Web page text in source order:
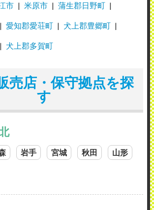
市 米原市 蒲生郡日野町
愛知郡愛荘町 犬上郡豊郷町
犬上郡多賀町
売店・保守拠点を探
す
岩手 宮城 秋田 山形